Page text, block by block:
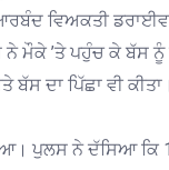
ਵਿਅਕਤੀ
ਮੌਕੇ ’ਤੇ ਪਹੁੰਚ ਕੇ ਬੱਸ ਨੂੰ
ਬੱਸ ਦਾ ਪਿੱਛਾ ਵੀ
ਪੁਲਸ ਨੇ ਦੱਸਿਆ ਕਿ